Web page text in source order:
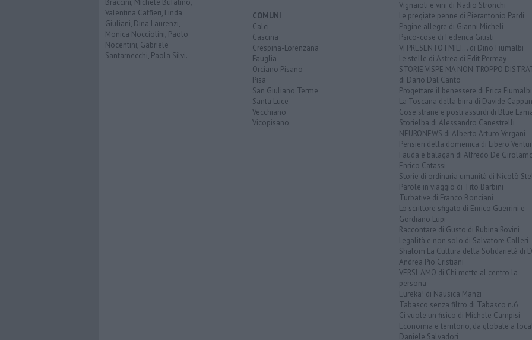
Braccini, Michele Bufalino,
Valentina Caffieri, Linda
Giuliani, Dina Laurenzi,
Monica Nocciolini, Paolo
Nocentini, Gabriele
Santarnecchi, Paola Silvi.
COMUNI
Calci
Cascina
Crespina-Lorenzana
Fauglia
Orciano Pisano
Pisa
San Giuliano Terme
Santa Luce
Vecchiano
Vicopisano
Vignaioli e vini di Nadio Stronchi
Le pregiate penne di Pierantonio Pardi
Pagine allegre di Gianni Micheli
Psico-cose di Federica Giusti
VI PRESENTO I MIEI... di Dino Fiumalbi
Le stelle di Astrea di Edit Permay
STORIE VISPE MA NON TROPPO
di Dario Dal Canto
Progettare il benessere di Erica Fiumalbi
La Toscana della birra di Davide
Cose strane e posti assurdi di Blue
Storielba di Alessandro Canestrelli
NEURONEWS di Alberto Arturo Vergani
Pensieri della domenica di Libero
Fauda e balagan di Alfredo De
Enrico Catassi
Storie di ordinaria umanità di Nicolò
Parole in viaggio di Tito Barbini
Turbative di Franco Bonciani
Lo scrittore sfigato di Enrico Guerrini e
Gordiano Lupi
Raccontare di Gusto di Rubina Rovini
Legalità e non solo di Salvatore Calleri
Shalom La Cultura della Solidarietà di
Andrea Pio Cristiani
VERSI-AMO di Chi mette al centro la
persona
Eureka! di Nausica Manzi
Tabasco senza filtro di Tabasco n.6
Ci vuole un fisico di Michele Campisi
Economia e territorio, da globale a
Daniele Salvadori